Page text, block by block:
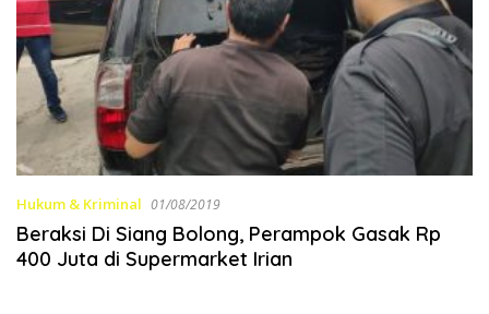
Hukum & Kriminal 01/08/2019
Beraksi Di Siang Bolong, Perampok Gasak Rp
400 Juta di Supermarket Irian